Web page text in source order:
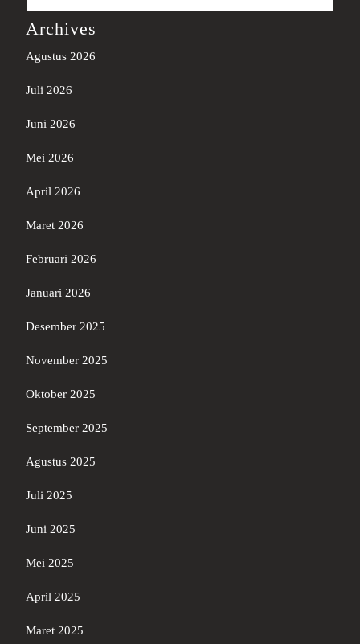
Archives
Agustus 2026
Juli 2026
Juni 2026
Mei 2026
April 2026
Maret 2026
Februari 2026
Januari 2026
Desember 2025
November 2025
Oktober 2025
September 2025
Agustus 2025
Juli 2025
Juni 2025
Mei 2025
April 2025
Maret 2025